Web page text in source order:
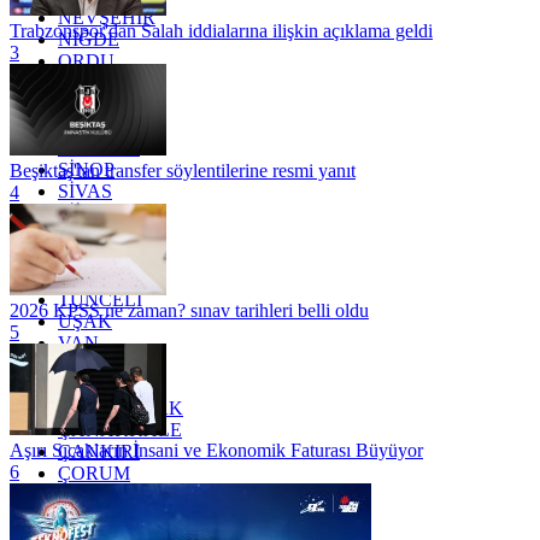
NEVŞEHİR
NİĞDE
ORDU
OSMANİYE
RİZE
SAKARYA
SİNOP
SİVAS
SİİRT
TEKİRDAĞ
TOKAT
TRABZON
TUNCELİ
UŞAK
VAN
YALOVA
YOZGAT
ZONGULDAK
ÇANAKKALE
ÇANKIRI
ÇORUM
İSTANBUL
İZMİR
Trabzonspor'dan Salah iddialarına ilişkin açıklama geldi
3
Beşiktaş'tan transfer söylentilerine resmi yanıt
4
2026 KPSS ne zaman? sınav tarihleri belli oldu
5
Aşırı Sıcakların İnsani ve Ekonomik Faturası Büyüyor
6